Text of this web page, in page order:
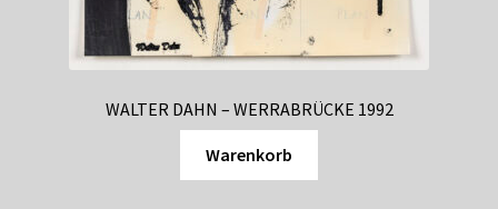
WALTER DAHN – WERRABRÜCKE 1992
Warenkorb